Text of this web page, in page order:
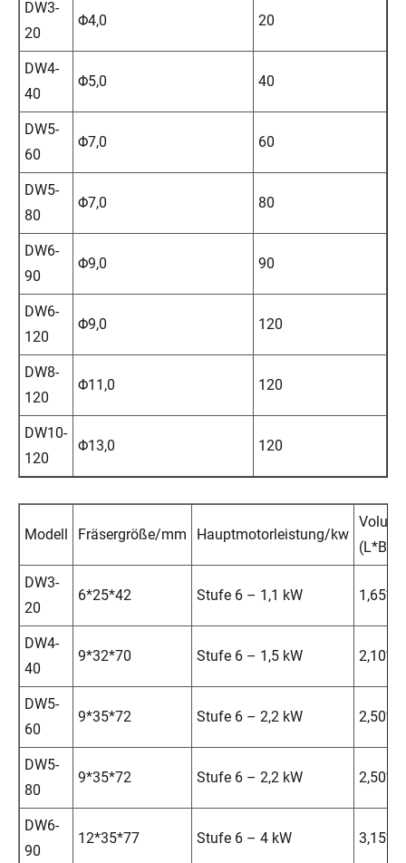
DW3-
20
Φ4,0 20
DW4-
40
Φ5,0 40
DW5-
60
Φ7,0 60
DW5-
80
Φ7,0 80
DW6-
90
Φ9,0 90
DW6-
120
Φ9,0 120
DW8-
120
Φ11,0 120
DW10-
120
Φ13,0 120
Modell Fräsergröße/mm Hauptmotorleistung/kw
DW3-
20
6*25*42 Stufe 6 – 1,1 kW
DW4-
40
9*32*70 Stufe 6 – 1,5 kW
DW5-
60
9*35*72 Stufe 6 – 2,2 kW
DW5-
80
9*35*72 Stufe 6 – 2,2 kW
DW6-
90
12*35*77 Stufe 6 – 4 kW